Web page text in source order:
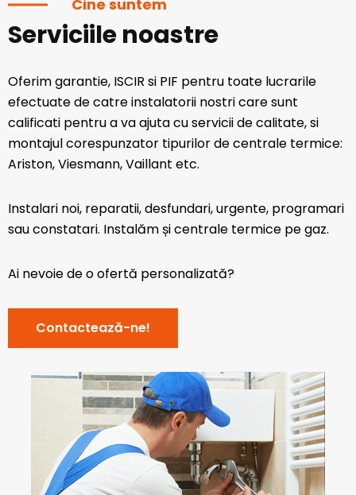
Cine suntem
Serviciile noastre
Oferim garantie, ISCIR si PIF pentru toate lucrarile
efectuate de catre instalatorii nostri care sunt
calificati pentru a va ajuta cu servicii de calitate, si
montajul corespunzator tipurilor de centrale termice:
Ariston, Viesmann, Vaillant etc.
Instalari noi, reparatii, desfundari, urgente, programari
sau constatari. Instalăm și centrale termice pe gaz.
Ai nevoie de o ofertă personalizată?
Contactează-ne!